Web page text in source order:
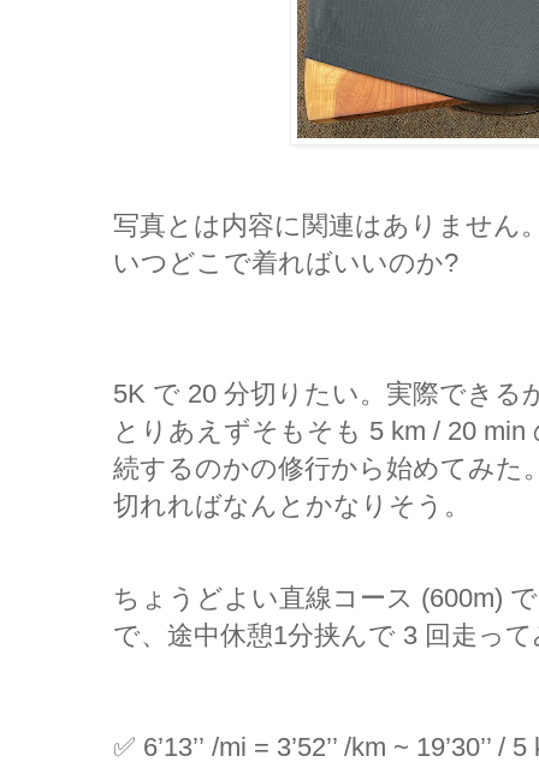
写真とは内容に関連はありません
いつどこで着ればいいのか?
5K で 20 分切りたい。実際でき
とりあえずそもそも 5 km / 20
続するのかの修行から始めてみた
切れればなんとかなりそう。
ちょうどよい直線コース (600m)
で、途中休憩1分挟んで 3 回走っ
✅ 6’13’’ /mi = 3’52’’ /km ~ 19’30’’ /